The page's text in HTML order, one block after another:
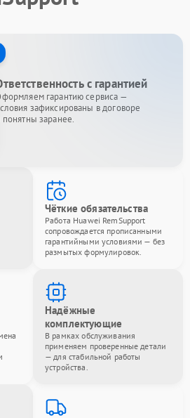
с гарантией
гарантию сервиса —
зафиксированы в договоре
понятны заранее.
Чёткие обязательства
Работа Huawei RemSupport
сопровождается прописанными
гарантийными условиями — без
размытых формулировок.
Надёжные
комплектующие
В рамках обслуживания
применяем проверенные детали
— для стабильной работы
устройства.